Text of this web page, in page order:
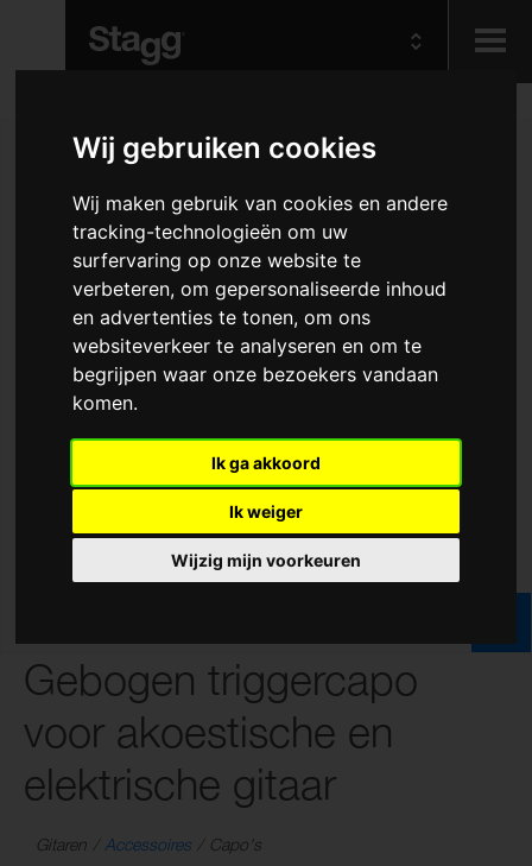
Wij gebruiken cookies
Wij maken gebruik van cookies en andere
tracking-technologieën om uw
surfervaring op onze website te
verbeteren, om gepersonaliseerde inhoud
en advertenties te tonen, om ons
websiteverkeer te analyseren en om te
begrijpen waar onze bezoekers vandaan
komen.
Ik ga akkoord
Ik weiger
Wijzig mijn voorkeuren
Audio &
Lighting
Gebogen triggercapo
voor akoestische en
elektrische gitaar
Gitaren Accessoires Capo's